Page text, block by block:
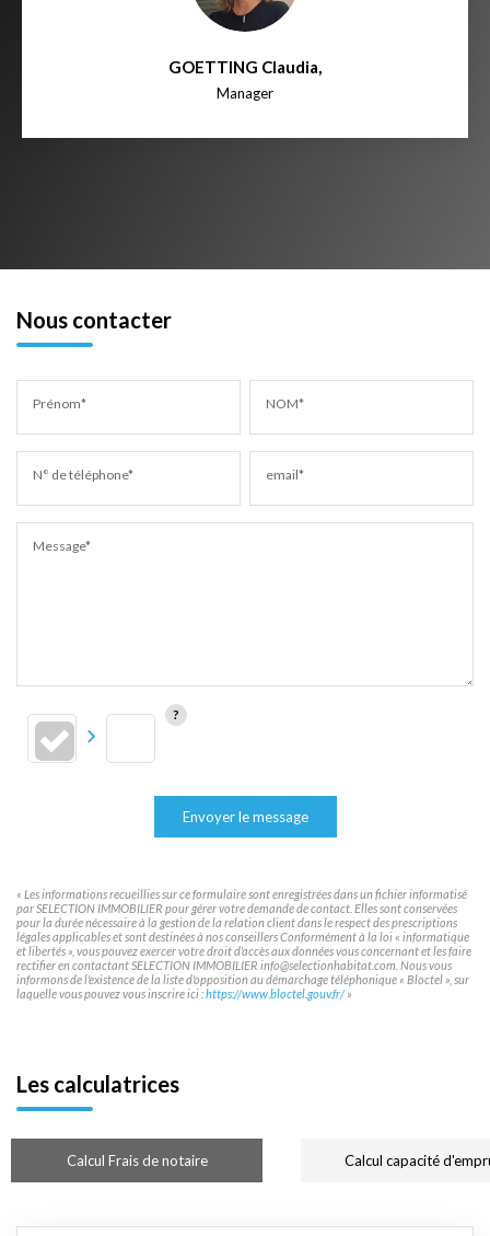
GOETTING Claudia,
Manager
Nous contacter
Prénom* NOM*
N° de téléphone* email*
Message*
Envoyer le message
« Les informations recueillies sur ce formulaire sont enregistrées dans un fichier informatisé
par SELECTION IMMOBILIER pour gérer votre demande de contact. Elles sont conservées
pour la durée nécessaire à la gestion de la relation client dans le respect des prescriptions
légales applicables et sont destinées à nos conseillers Conformément à la loi « informatique
et libertés », vous pouvez exercer votre droit d'accès aux données vous concernant et les faire
rectifier en contactant SELECTION IMMOBILIER info@selectionhabitat.com. Nous vous
informons de l'existence de la liste d'opposition au démarchage téléphonique « Bloctel », sur
laquelle vous pouvez vous inscrire ici :https://www.bloctel.gouv.fr/»
Les calculatrices
Calcul Frais de notaire Calcul capacité